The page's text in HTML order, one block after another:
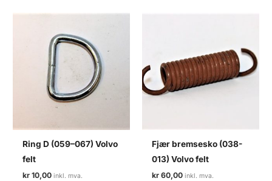
Ring D (059–067) Volvo
felt
kr 10,00
Fjær bremsesko (038-
013) Volvo felt
kr 60,00